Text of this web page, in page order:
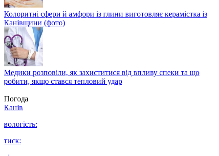
Колоритні сфери й амфори із глини виготовляє керамістка із
Канівщини (фото)
Медики розповіли, як захиститися від впливу спеки та що
робити, якщо стався тепловий удар
Погода
Канів
вологість:
тиск: